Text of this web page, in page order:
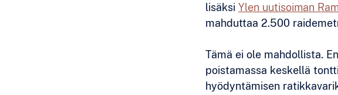
lisäksiYlen uutisoiman
mahduttaa 2.500
Tämä ei ole mahdollista.
poistamassa keskellä
hyödyntämisen